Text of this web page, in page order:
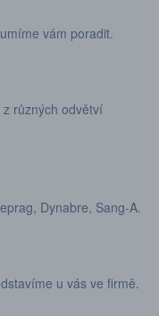
vám poradit.
různých odvětví
Dynabre, Sang-A.
u vás ve firmě.